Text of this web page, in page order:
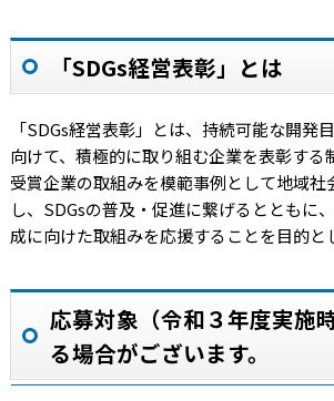
「SDGs経営表彰」とは
「SDGs経営表彰」とは、持続可能な開発
向けて、積極的に取り組む企業を表彰する
受賞企業の取組みを模範事例として地域社
し、SDGsの普及・促進に繋げるとともに
成に向けた取組みを応援することを目的と
応募対象（令和３年度実施
る場合がございます。